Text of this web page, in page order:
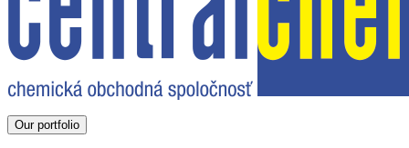
Our portfolio